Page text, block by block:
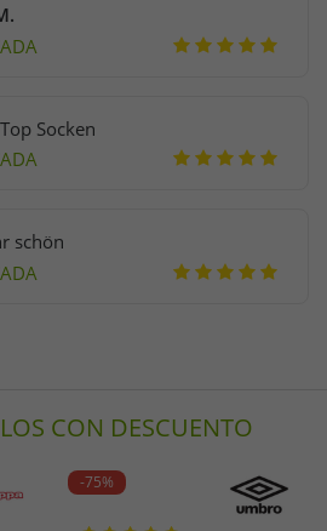
Top Socken
schön
CON DESCUENTO
-75%